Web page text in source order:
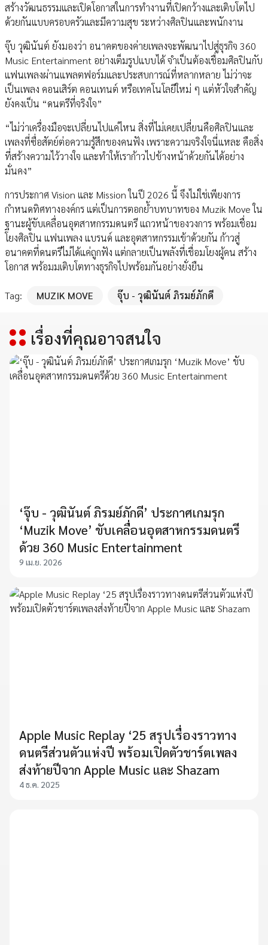
สร้างวัฒนธรรมและเปิดโอกาสในการทำงานที่เปิดกว้างและเติบโตไป
ด้วยกันแบบครอบครัวและมีความสุข ระหว่างศิลปินและพนักงาน
จุ๊บ วุฒินันต์ ยังมองว่า อนาคตของค่ายเพลงจะพัฒนาไปสู่ธุรกิจ 360
Music Entertainment อย่างเต็มรูปแบบได้ จำเป็นต้องเชื่อมศิลปินกับ
แฟนเพลงผ่านแพลตฟอร์มและประสบการณ์ที่หลากหลาย ไม่ว่าจะ
เป็นเพลง คอนเสิร์ต คอนเทนต์ หรือเทคโนโลยีใหม่ ๆ แต่หัวใจสำคัญ
ยังคงเป็น “ดนตรีที่จริงใจ”
“ไม่ว่าเครื่องมือจะเปลี่ยนไปแค่ไหน สิ่งที่ไม่เคยเปลี่ยนคือศิลปินและ
เพลงที่ซื่อสัตย์ต่อความรู้สึกของคนฟัง เพราะความจริงใจนี่แหละ คือสิ่ง
ที่สร้างความไว้วางใจ และทำให้เราก้าวไปข้างหน้าด้วยกันได้อย่าง
มั่นคง”
การประกาศ Vision และ Mission ในปี 2026 นี้ จึงไม่ใช่เพียงการ
กำหนดทิศทางองค์กร แต่เป็นการตอกย้ำบทบาทของ Muzik Move ใน
ฐานะผู้ขับเคลื่อนอุตสาหกรรมดนตรี แถวหน้าของวงการ พร้อมเชื่อม
โยงศิลปิน แฟนเพลง แบรนด์ และอุตสาหกรรมเข้าด้วยกัน ก้าวสู่
อนาคตที่ดนตรีไม่ได้แค่ถูกฟัง แต่กลายเป็นพลังที่เชื่อมโยงผู้คน สร้าง
โอกาส พร้อมมเติบโตทางธุรกิจไปพร้อมกันอย่างยั่งยืน
Tag: MUZIK MOVE จุ๊บ - วุฒินันต์ ภิรมย์ภักดี
เรื่องที่คุณอาจสนใจ
‘จุ๊บ - วุฒินันต์ ภิรมย์ภักดี’ ประกาศเกมรุก
‘Muzik Move’ ขับเคลื่อนอุตสาหกรรมดนตรี
ด้วย 360 Music Entertainment
9 เม.ย. 2026
Apple Music Replay ‘25 สรุปเรื่องราวทาง
ดนตรีส่วนตัวแห่งปี พร้อมเปิดตัวชาร์ตเพลง
ส่งท้ายปีจาก Apple Music และ Shazam
4 ธ.ค. 2025